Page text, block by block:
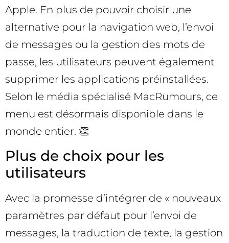
Apple. En plus de pouvoir choisir une
alternative pour la navigation web, l’envoi
de messages ou la gestion des mots de
passe, les utilisateurs peuvent également
supprimer les applications préinstallées.
Selon le média spécialisé MacRumours, ce
menu est désormais disponible dans le
monde entier. 👏
Plus de choix pour les
utilisateurs
Avec la promesse d’intégrer de « nouveaux
paramètres par défaut pour l’envoi de
messages, la traduction de texte, la gestion